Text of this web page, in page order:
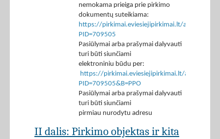
nemokama prieiga prie pirkimo
dokumentų suteikiama:
https://pirkimai.eviesiejipirkimai.lt/app/rfq/
PID=709505
Pasiūlymai arba prašymai dalyvauti
turi būti siunčiami
elektroniniu būdu per:
https://pirkimai.eviesiejipirkimai.lt/app/rfq/
PID=709505&B=PPO
Pasiūlymai arba prašymai dalyvauti
turi būti siunčiami
pirmiau nurodytu adresu
II dalis: Pirkimo objektas ir kita